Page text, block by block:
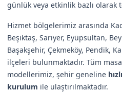
günlük veya etkinlik bazlı olarak
Hizmet bölgelerimiz arasında
Beşiktaş, Sarıyer, Eyüpsultan,
Başakşehir, Çekmeköy, Pendik,
ilçeleri bulunmaktadır. Tüm
modellerimiz, şehir geneline
kurulum ile ulaştırılmaktadır.